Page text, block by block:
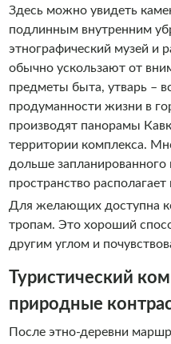
Здесь можно увидеть
подлинным внутренним
этнографический музей и
обычно ускользают от
предметы быта, утварь –
продуманности жизни в
производят панорамы
территории комплекса.
дольше запланированного
пространство
Для желающих доступна
тропам. Это хороший
другим углом и
Туристический
природные
После этно-деревни